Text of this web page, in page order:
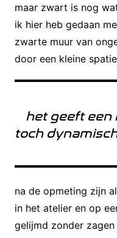
maar zwart is nog
ik hier heb gedaan
zwarte muur van
door een kleine spatie
het geeft een
toch
na de opmeting zijn
in het atelier en op
gelijmd zonder